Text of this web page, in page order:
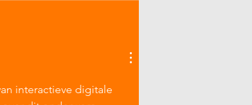
interactieve digitale